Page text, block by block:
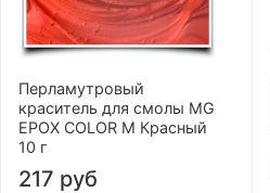
Перламутровый
краситель для смолы MG
EPOX COLOR M Красный
10 г
217 руб